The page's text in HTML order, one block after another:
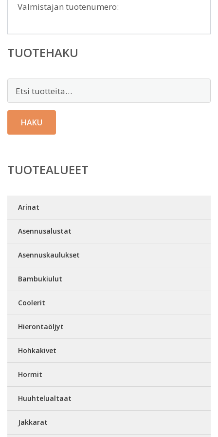
Valmistajan tuotenumero:
TUOTEHAKU
HAKU
TUOTEALUEET
Arinat
Asennusalustat
Asennuskaulukset
Bambukiulut
Coolerit
Hierontaöljyt
Hohkakivet
Hormit
Huuhtelualtaat
Jakkarat